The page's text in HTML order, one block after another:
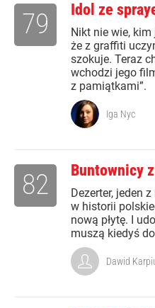
Idol ze
Nikt nie wie,
że z graffiti
szokuje. Teraz
wchodzi jego
z pamiątkami”.
79
Iga Nyc
Buntownicy
Dezerter, jeden
w historii
nową płytę. I
muszą kiedyś
82
Dawid